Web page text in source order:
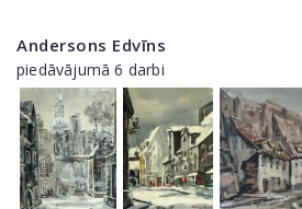
Andersons Edvīns
piedāvājumā 6 darbi